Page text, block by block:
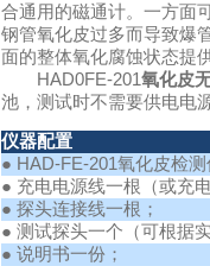
合通用的磁通计。一方面
钢管氧化皮过多而导致爆
面的整体氧化腐蚀状态提
HAD0FE-201氧化皮
池，测试时不需要供电电
仪器配置
● HAD-FE-201氧化皮检
● 充电电源线一根（或充
● 探头连接线一根；
● 测试探头一个（可根据
● 说明书一份；